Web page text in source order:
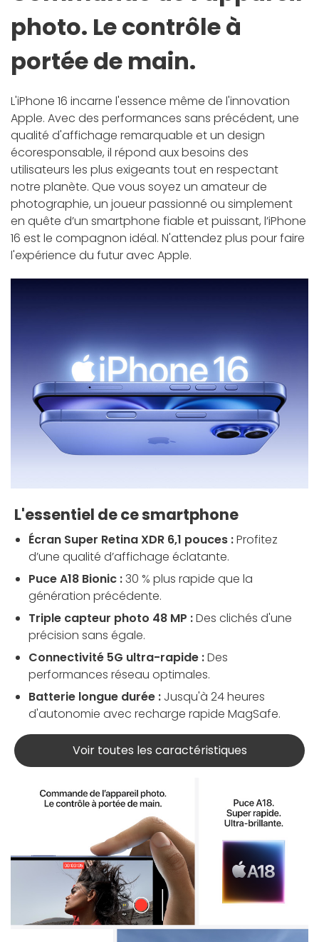
photo. Le contrôle à
portée de main.
L'iPhone 16 incarne l'essence même de l'innovation
Apple. Avec des performances sans précédent, une
qualité d'affichage remarquable et un design
écoresponsable, il répond aux besoins des
utilisateurs les plus exigeants tout en respectant
notre planète. Que vous soyez un amateur de
photographie, un joueur passionné ou simplement
en quête d’un smartphone fiable et puissant, l’iPhone
16 est le compagnon idéal. N'attendez plus pour faire
l'expérience du futur avec Apple.
L'essentiel de ce smartphone
Écran Super Retina XDR 6,1 pouces :Profitez
d’une qualité d’affichage éclatante.
Puce A18 Bionic :30 % plus rapide que la
génération précédente.
Triple capteur photo 48 MP :Des clichés d'une
précision sans égale.
Connectivité 5G ultra-rapide :Des
performances réseau optimales.
Batterie longue durée : Jusqu'à 24 heures
d'autonomie avec recharge rapide MagSafe.
Voir toutes les caractéristiques